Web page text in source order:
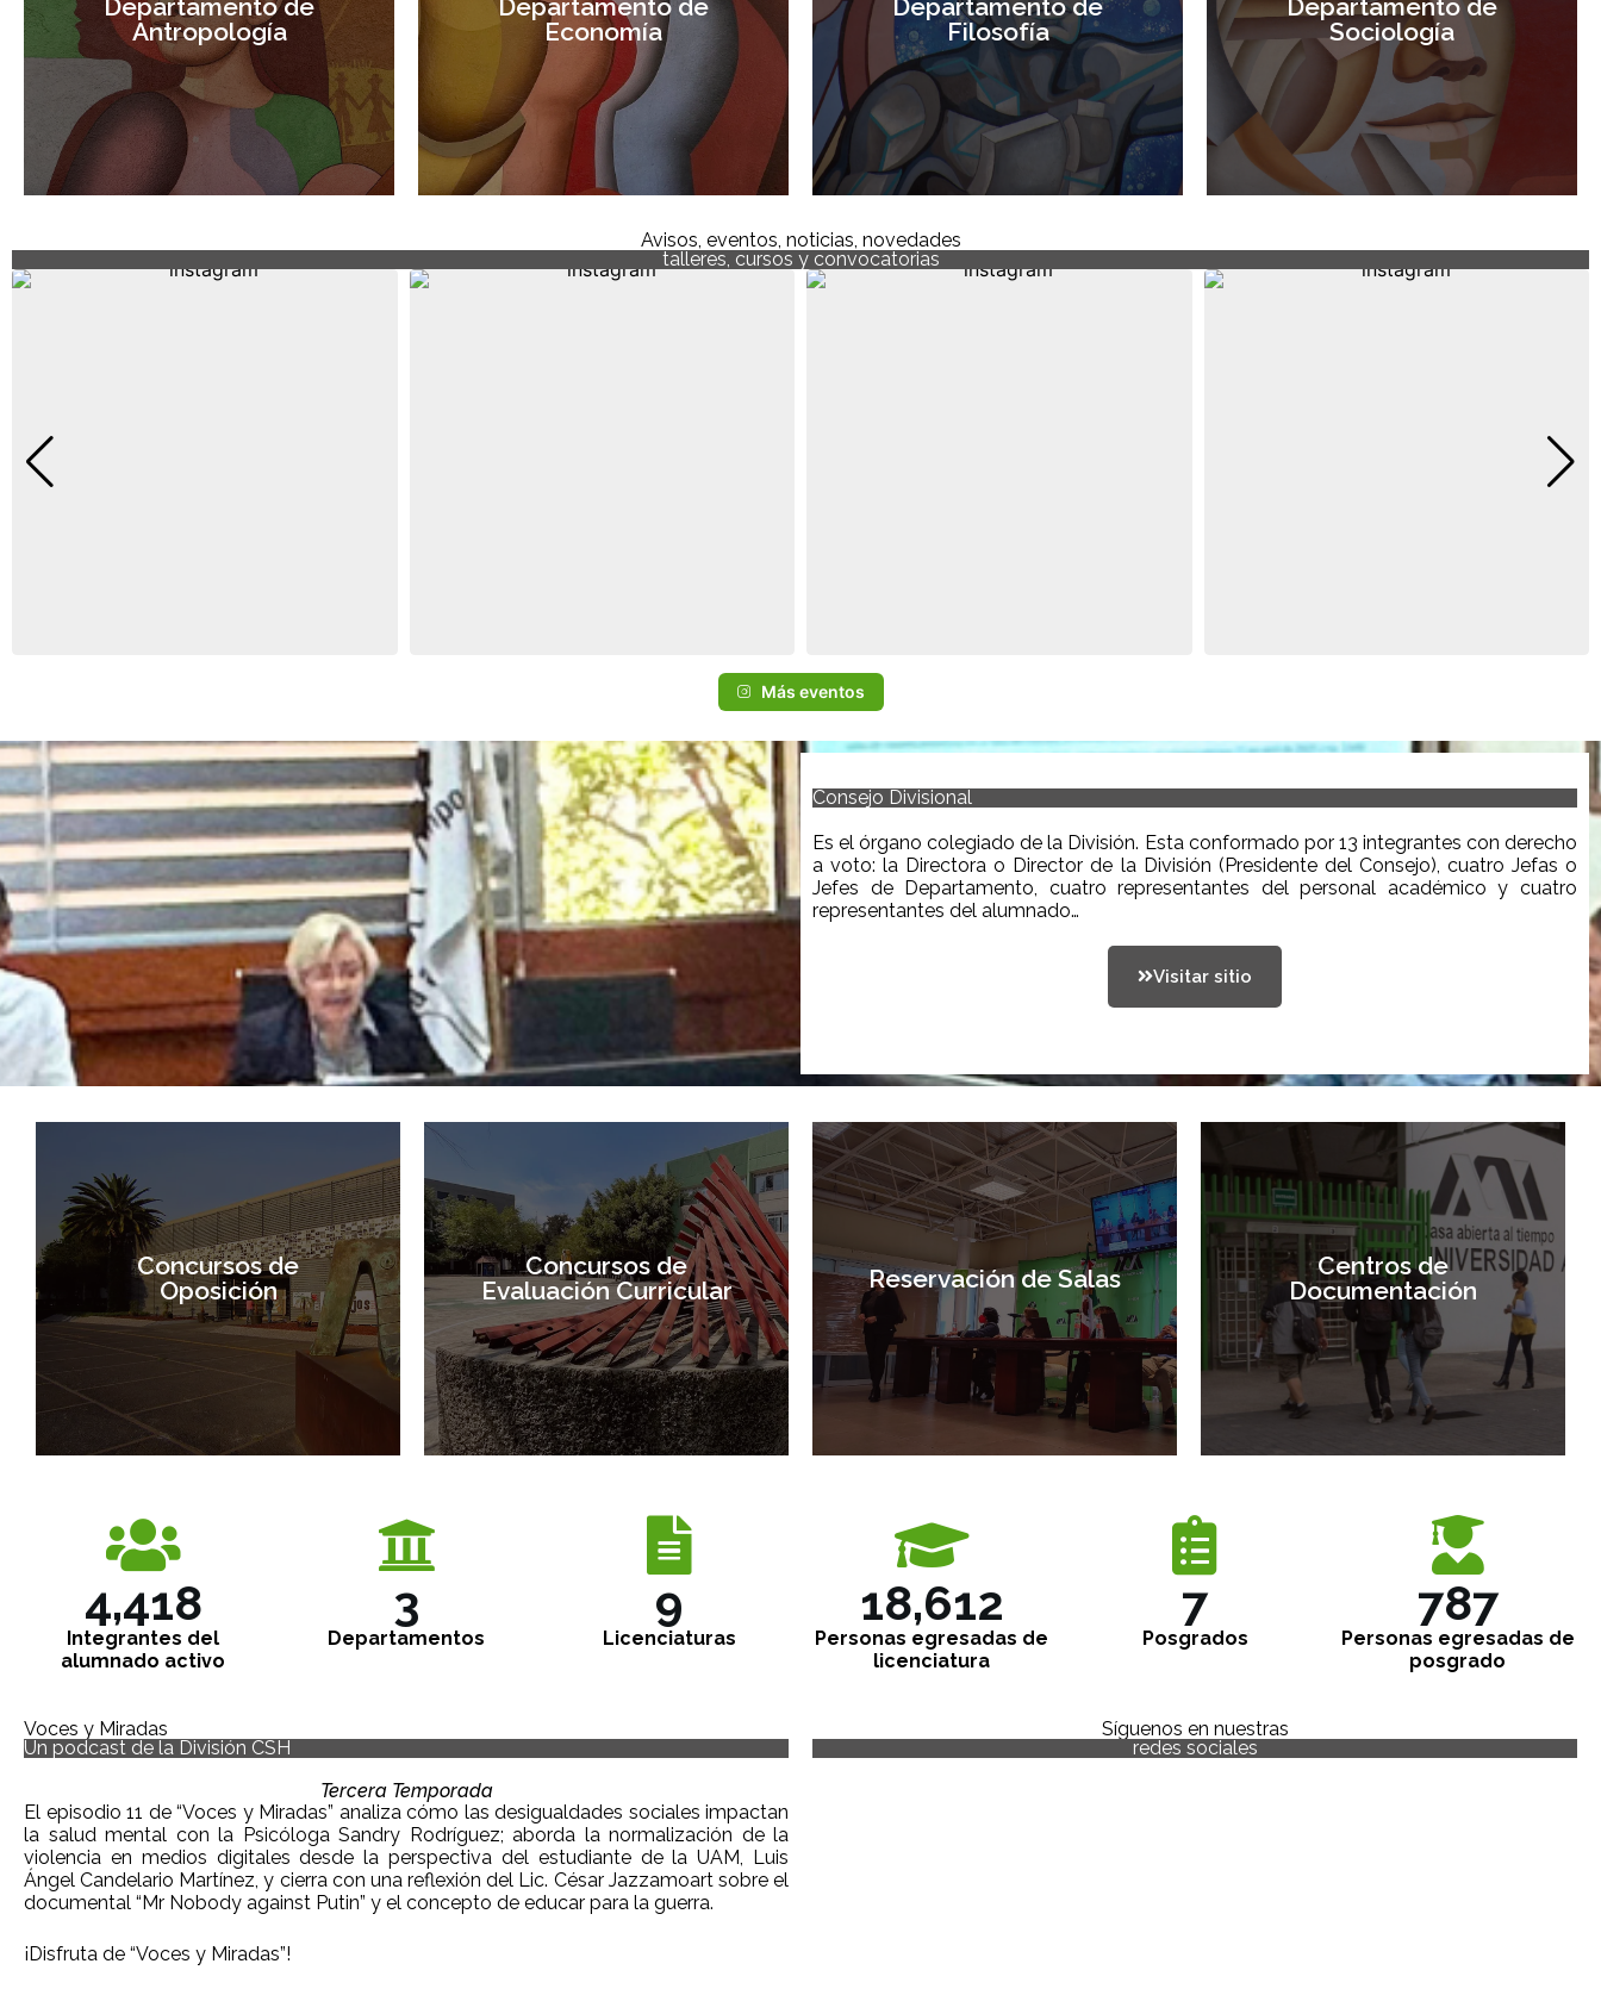
Departamento de
Antropología
Visitar sitio
Departamento de
Economía
Visitar sitio
Departamento de
Filosofía
Visitar sitio
Departamento de
Sociología
Visitar sitio
Avisos, eventos, noticias, novedades
talleres, cursos y convocatorias
Más eventos
Consejo Divisional
Es el órgano colegiado de la División. Esta conformado por 13 integrantes con derecho
a voto:la Directora o Director de la División (Presidente del Consejo), cuatro Jefas o
Jefes de Departamento, cuatro representantes del personal académico y cuatro
representantes del alumnado…
Visitar sitio
Concursos de
Oposición
Concursos de
Oposición
Entrar
Concursos de
Evaluación Curricular
Concursos de
Evaluación Curricular
Entrar
Reservación de Salas
Reservación de Salas
Entrar
Centros de
Documentación
Centros de
Documentación
Entrar
4,910
Integrantes del
alumnado activo
4
Departamentos
11
Licenciaturas
20,692
Personas egresadas de
licenciatura
7
Posgrados
875
Personas egresadas de
posgrado
Voces y Miradas
Un podcast de la División CSH
Tercera Temporada
El episodio 11 de “Voces y Miradas” analiza cómo las desigualdades sociales impactan
la salud mental con la Psicóloga Sandry Rodríguez; aborda la normalización de la
violencia en medios digitales desde la perspectiva del estudiante de la UAM, Luis
Ángel Candelario Martínez, y cierra con una reflexión del Lic. César Jazzamoart sobre el
documental “Mr Nobody against Putin” y el concepto de educar para la guerra.
¡Disfruta de “Voces y Miradas”!
Síguenos en nuestras
redes sociales